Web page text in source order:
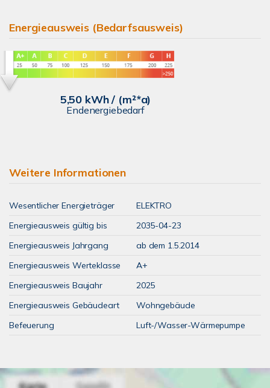
Energieausweis (Bedarfsausweis)
5,50 kWh / (m²*a)
Endenergiebedarf
Weitere Informationen
Wesentlicher Energieträger
ELEKTRO
Energieausweis gültig bis
2035-04-23
Energieausweis Jahrgang
ab dem 1.5.2014
Energieausweis Werteklasse
A+
Energieausweis Baujahr
2025
Energieausweis Gebäudeart
Wohngebäude
Befeuerung
Luft-/Wasser-Wärmepumpe